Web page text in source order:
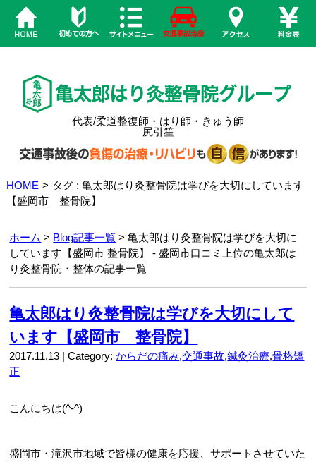
代表/柔道整復師・はり師・きゅう師
尻引笙
HOME > タグ : 亀太郎はり灸整骨院は学びを大切にしています
【盛岡市 整骨院】
ホーム > Blog記事一覧 > 亀太郎はり灸整骨院は学びを大切に
しています【盛岡市 整骨院】 - 盛岡市口コミ上位の亀太郎は
り灸整骨院・整体の記事一覧
亀太郎はり灸整骨院は学びを大切にして
います【盛岡市 整骨院】
2017.11.13 | Category:からだの痛み,交通事故,鍼灸治療,骨格矯
正
こんにちは(^-^)
盛岡市・滝沢市地域で皆様の健康を応援、サポートさせていた